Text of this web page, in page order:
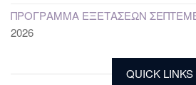
ΠΡΟΓΡΑΜΜΑ ΕΞΕΤΑΣΕΩΝ
2026
QUICK LINKS